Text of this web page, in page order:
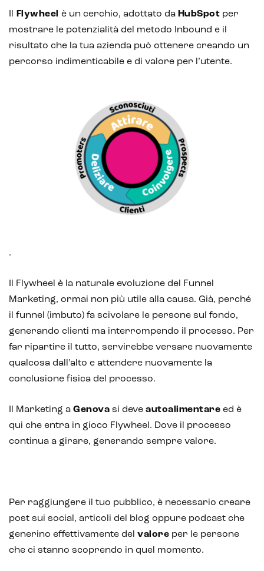
Flywheel è un cerchio, adottato da HubSpot per
mostrare le potenzialità del metodo Inbound e il
risultato che la tua azienda può ottenere creando un
percorso indimenticabile e di valore per l’utente.
.
Il Flywheel è la naturale evoluzione del Funnel
Marketing, ormai non più utile alla causa. Già, perché
il funnel (imbuto) fa scivolare le persone sul fondo,
generando clienti ma interrompendo il processo. Per
far ripartire il tutto, servirebbe versare nuovamente
qualcosa dall’alto e attendere nuovamente la
conclusione fisica del processo.
Il Marketing a Genova si deve autoalimentare ed è
qui che entra in gioco Flywheel. Dove il processo
continua a girare, generando sempre valore.
Per raggiungere il tuo pubblico, è necessario creare
post sui social, articoli del blog oppure podcast che
generino effettivamente del valore per le persone
che ci stanno scoprendo in quel momento.